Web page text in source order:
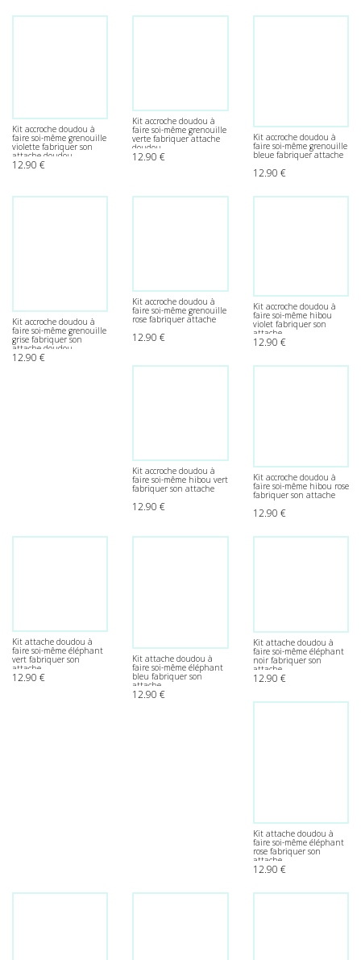
Kit accroche doudou à
faire soi-même grenouille
violette fabriquer son
attache doudou
12.90 €
Kit accroche doudou à
faire soi-même grenouille
verte fabriquer attache
doudou
12.90€
Kit accroche doudou à
faire soi-même grenouille
bleue fabriquer attache
12.90 €
Kit accroche doudou à
faire soi-même grenouille
grise fabriquer son
attache doudou
12.90 €
Kit accroche doudou à
faire soi-même grenouille
rose fabriquer attache
12.90€
Kit accroche doudou à
faire soi-même hibou
violet fabriquer son
attache
12.90 €
Kit accroche doudou à
faire soi-même hibou vert
fabriquer son attache
12.90€
Kit accroche doudou à
faire soi-même hibou rose
fabriquer son attache
12.90 €
Kit attache doudou à
faire soi-même éléphant
vert fabriquer son
attache
12.90 €
Kit attache doudou à
faire soi-même éléphant
bleu fabriquer son
attache
12.90€
Kit attache doudou à
faire soi-même éléphant
noir fabriquer son
attache
12.90 €
Kit attache doudou à
faire soi-même éléphant
rose fabriquer son
attache
12.90 €